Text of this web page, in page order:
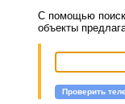
С помощью
объекты
Проверить